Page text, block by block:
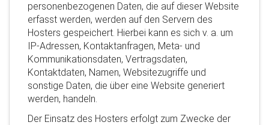
personenbezogenen Daten, die auf dieser Website
erfasst werden, werden auf den Servern des
Hosters gespeichert. Hierbei kann es sich v. a. um
IP-Adressen, Kontaktanfragen, Meta- und
Kommunikationsdaten, Vertragsdaten,
Kontaktdaten, Namen, Websitezugriffe und
sonstige Daten, die über eine Website generiert
werden, handeln.
Der Einsatz des Hosters erfolgt zum Zwecke der